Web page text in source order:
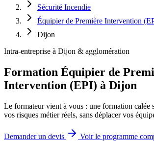
Sécurité Incendie
Équipier de Première Intervention
Dijon
Intra-entreprise à Dijon & agglomération
Formation Équipier de
Intervention (EPI) à Dijon
Le formateur vient à vous : une formation calée
vos risques métier réels, sans déplacer vos
Demander un devis
Voir le programme